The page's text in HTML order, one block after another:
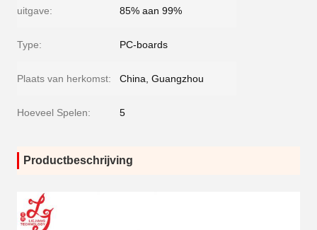
uitgave: 85% aan 99%
Type: PC-boards
Plaats van herkomst: China, Guangzhou
Hoeveel Spelen: 5
Productbeschrijving